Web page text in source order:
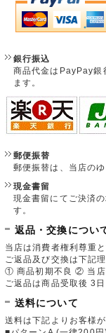
銀行振込
商品代金はPayPay銀
ます。
郵便振替
郵便振替は、当店の
現金書留
現金書留にてご決済
す。
返品・交換につい
当店は消費者権利尊重
ご返品及び交換は下記
① 商品初期不良 ② 当
ご返品は商品受取後 3
送料について
送料は下記よりお客様が